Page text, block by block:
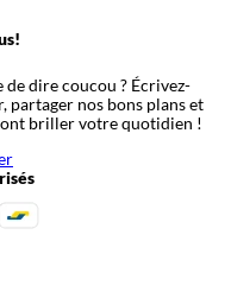
de dire coucou ? Écrivez-
partager nos bons plans et
briller votre quotidien !